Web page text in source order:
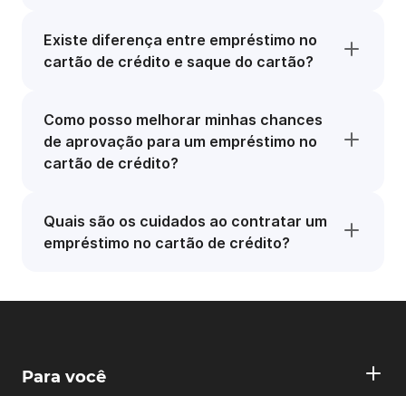
Existe diferença entre empréstimo no
cartão de crédito e saque do cartão?
Como posso melhorar minhas chances
de aprovação para um empréstimo no
cartão de crédito?
Quais são os cuidados ao contratar um
empréstimo no cartão de crédito?
Para você